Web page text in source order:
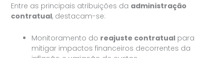
Entre as principais atribuições da administração
contratual, destacam-se:
Monitoramento do reajuste contratual para
mitigar impactos financeiros decorrentes da